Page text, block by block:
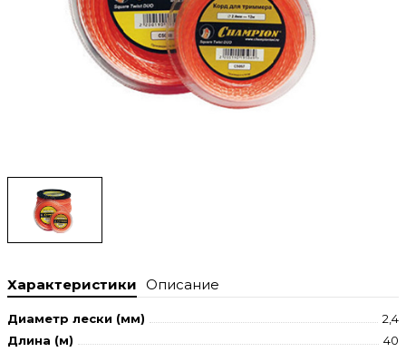
Характеристики Описание
Диаметр лески (мм)
2,4
Длина (м)
40